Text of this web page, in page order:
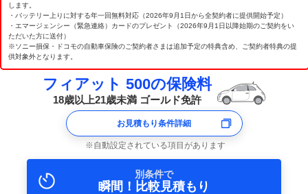
します。
・バッテリー上りに対する年一回無料対応（2026年9月1日から全契約者に提供開始予定）
・エマージェンシー（緊急連絡）カードのプレゼント（2026年9月1日以降始期のご契約をい
ただいた方に送付）
※ソニー損保・ドコモの自動車保険のご契約者さまは追加予定の特典含め、ご契約者特典の提
供対象外となります。
フィアット 500の保険料
18歳以上21歳未満 ゴールド免許
お見積もり条件詳細
自動設定されている項目があります
別条件で
瞬間！比較見積もり